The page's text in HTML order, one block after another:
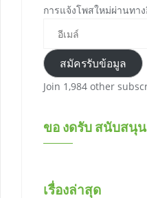
การแจ้งโพสใหม่ผ่านทา
อีเมล์
สมัครรับข้อมูล
Join 1,984 other
ขอ งดรับ สนับสนุ
เรื่องล่าสุด